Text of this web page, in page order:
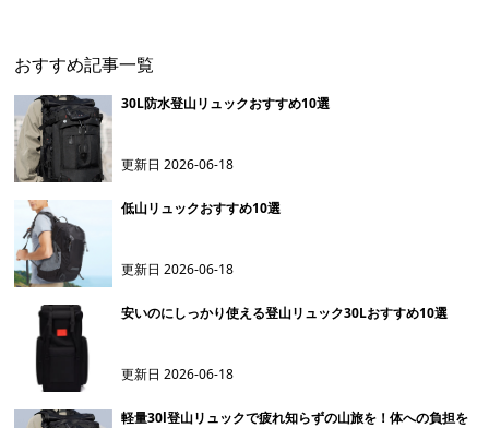
おすすめ記事一覧
30L防水登山リュックおすすめ10選
更新日2026-06-18
低山リュックおすすめ10選
更新日2026-06-18
安いのにしっかり使える登山リュック30Lおすすめ10選
更新日2026-06-18
軽量30l登山リュックで疲れ知らずの山旅を！体への負担を